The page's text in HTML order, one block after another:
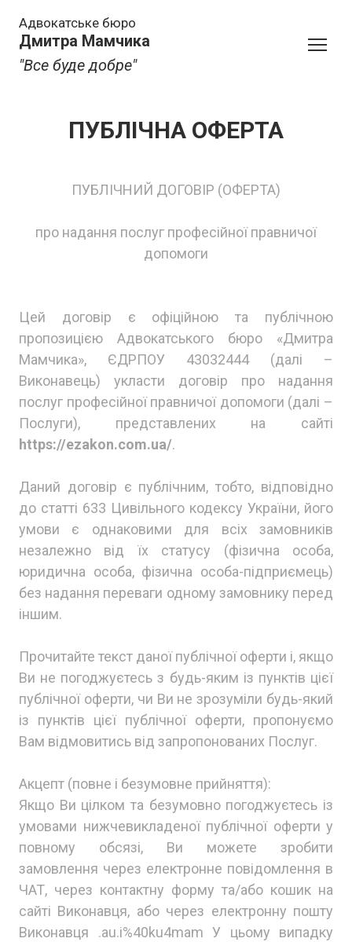
Адвокатське бюро
Дмитра Мамчика
"Все буде добре"
ПУБЛІЧНА ОФЕРТА
ПУБЛІЧНИЙ ДОГОВІР (ОФЕРТА)
про надання послуг професійної правничої
допомоги
Цей договір є офіційною та публічною
пропозицією Адвокатського бюро «Дмитра
Мамчика», ЄДРПОУ 43032444 (далі –
Виконавець) укласти договір про надання
послуг професійної правничої допомоги (далі –
Послуги), представлених на сайті
https://ezakon.com.ua/.
Даний договір є публічним, тобто, відповідно
до статті 633 Цивільного кодексу України, його
умови є однаковими для всіх замовників
незалежно від їх статусу (фізична особа,
юридична особа, фізична особа-підприємець)
без надання переваги одному замовнику перед
іншим.
Прочитайте текст даної публічної оферти і, якщо
Ви не погоджуєтесь з будь-яким із пунктів цієї
публічної оферти, чи Ви не зрозуміли будь-який
із пунктів цієї публічної оферти, пропонуємо
Вам відмовитись від запропонованих Послуг.
Акцепт (повне і безумовне прийняття):
Якщо Ви цілком та безумовно погоджуєтесь із
умовами нижчевикладеної публічної оферти у
повному обсязі, Ви можете зробити
замовлення через електронне повідомлення в
ЧАТ, через контактну форму та/або кошик на
сайті Виконавця, або через електронну пошту
Виконавця .au.i%40ku4mam У цьому випадку